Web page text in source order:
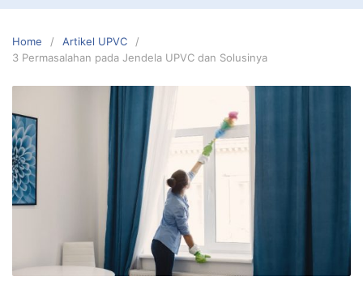
Home
Artikel UPVC
3 Permasalahan pada Jendela UPVC dan Solusinya